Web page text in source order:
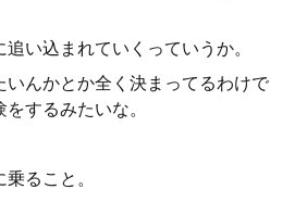
い込まれていくっていうか。
いんかとか全く決まってるわけで
するみたいな。
ること。